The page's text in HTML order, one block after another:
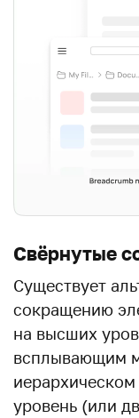
Свёрнутые
Существует
сокращению
на высших
всплывающим
уровень (или